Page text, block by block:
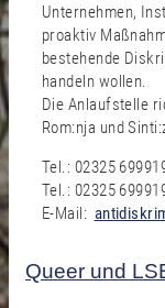
Unternehmen,
proaktiv
bestehende
handeln wollen.
Die Anlaufstelle
Rom:nja und
Tel.: 02325
Tel.: 02325
E-Mail:
Queer und